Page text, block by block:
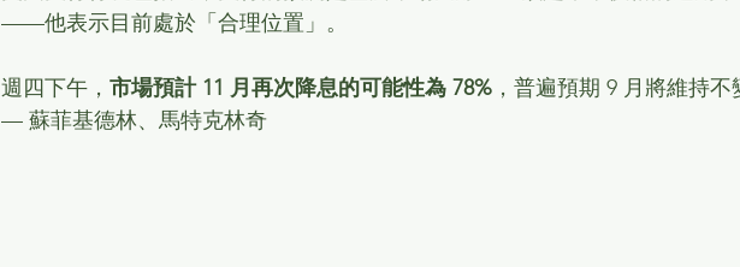
——他表示目前處於「合理位置」。
週四下午， 市場預計 11 月再次降息的可能性為 78% ，普遍預期 9 月將維持不
— 蘇菲基德林、馬特克林奇